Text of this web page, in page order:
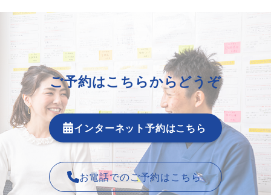
ご予約はこちらからどうぞ
インターネット予約はこちら
お電話でのご予約はこちら